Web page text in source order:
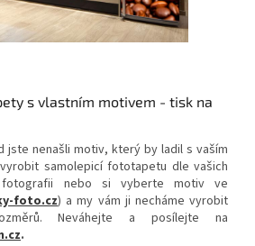
s vlastním motivem - tisk na
jste nenašli motiv, který by ladil s vaším
samolepicí fototapetu dle vašich
nebo si vyberte motiv ve
foto.cz) a my vám ji necháme vyrobit
Neváhejte a posílejte na
.